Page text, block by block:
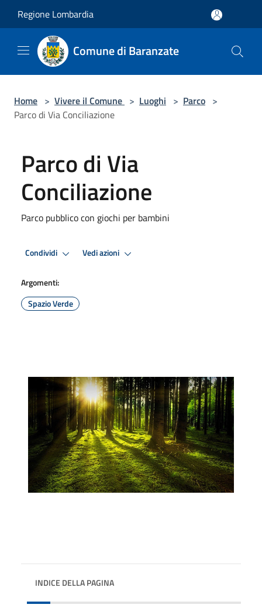
Regione Lombardia
Comune di Baranzate
Home > Vivere il Comune > Luoghi > Parco >
Parco di Via Conciliazione
Parco di Via
Conciliazione
Parco pubblico con giochi per bambini
Condividi Vedi azioni
Argomenti:
Spazio Verde
INDICE DELLA PAGINA